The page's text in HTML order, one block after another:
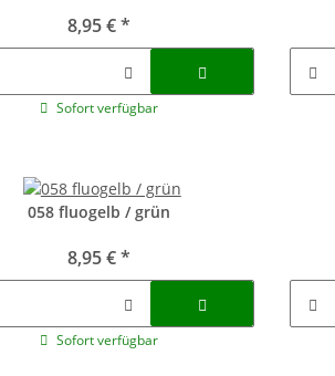
8,95 €*
Sofort verfügbar
058 fluogelb / grün
8,95 €*
Sofort verfügbar